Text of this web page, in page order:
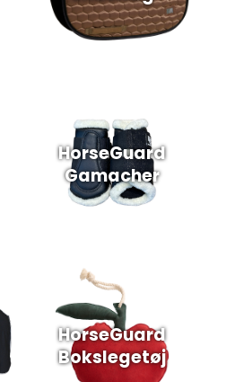
HorseGuard
Gamacher
HorseGuard
Bokslegetøj